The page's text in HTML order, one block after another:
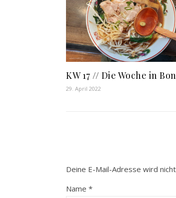
KW 17 // Die Woche in
29. April 2022
Deine E-Mail-Adresse wird
Name *